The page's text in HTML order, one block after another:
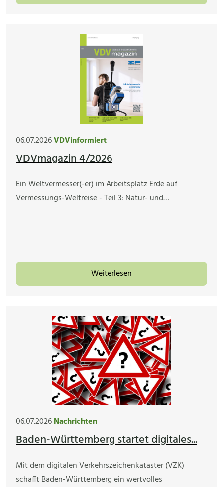
06.07.2026VDVinformiert
VDVmagazin 4/2026
Ein Weltvermesser(-er) im Arbeitsplatz Erde auf
Vermessungs-Weltreise - Teil 3: Natur- und…
Weiterlesen
06.07.2026Nachrichten
Baden-Württemberg startet digitales...
Mit dem digitalen Verkehrszeichenkataster (VZK)
schafft Baden-Württemberg ein wertvolles